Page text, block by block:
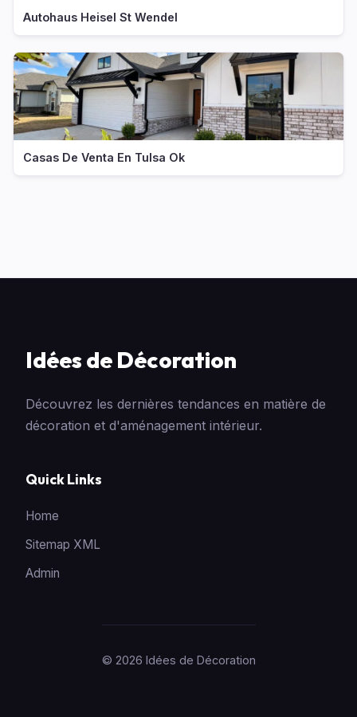
Autohaus Heisel St Wendel
Casas De Venta En Tulsa Ok
Idées de Décoration
Découvrez les dernières tendances en matière de
décoration et d'aménagement intérieur.
Quick Links
Home
Sitemap XML
Admin
© 2026 Idées de Décoration